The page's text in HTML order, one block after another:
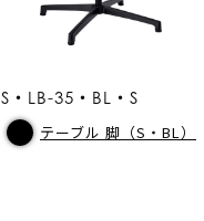
S・LB-35・BL・S
テーブル 脚（S・BL）